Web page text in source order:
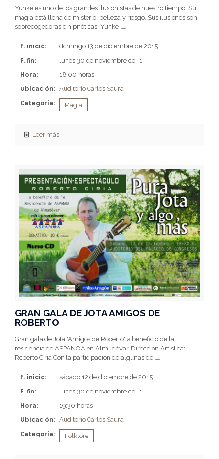
Yunke es uno de los grandes ilusionistas de nuestro tiempo. Su
magia está llena de misterio, belleza y riesgo. Sus ilusiones son
sobrecogedoras e hipnóticas. Yunke […]
F. inicio:
domingo 13 de diciembre de 2015
F. fin:
lunes 30 de noviembre de -1
Hora:
18:00 horas
Ubicación: Auditorio Carlos Saura
Categoria:
Magia
Leer más
GRAN GALA DE JOTA AMIGOS DE
ROBERTO
Gran gala de Jota "Amigos de Roberto" a beneficio de la
residencia de ASPANOA en Almudévar. Dirección Artística:
Roberto Ciria Con la participación de algunas de […]
F. inicio:
sábado 12 de diciembre de 2015
F. fin:
lunes 30 de noviembre de -1
Hora:
19:30 horas
Ubicación: Auditorio Carlos Saura
Categoria:
Folklore